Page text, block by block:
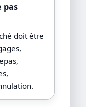
pas
doit être